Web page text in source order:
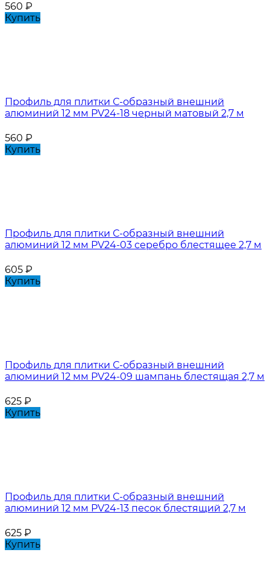
560 ₽
Купить
Профиль для плитки С-образный внешний
алюминий 12 мм PV24-18 черный матовый 2,7 м
560 ₽
Купить
Профиль для плитки С-образный внешний
алюминий 12 мм PV24-03 серебро блестящее 2,7 м
605 ₽
Купить
Профиль для плитки С-образный внешний
алюминий 12 мм PV24-09 шампань блестящая 2,7 м
625 ₽
Купить
Профиль для плитки С-образный внешний
алюминий 12 мм PV24-13 песок блестящий 2,7 м
625 ₽
Купить